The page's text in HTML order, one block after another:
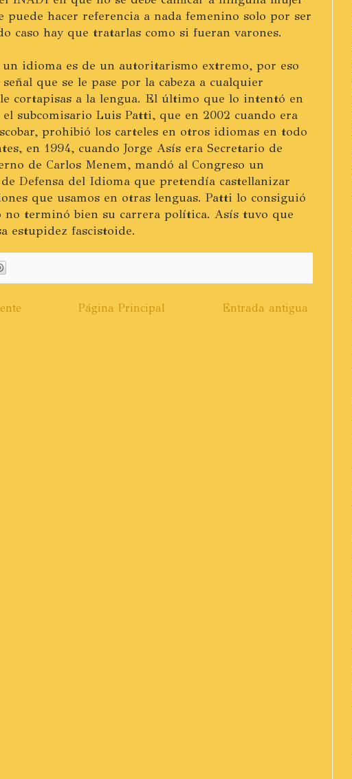
puede hacer referencia a nada femenino solo por ser
caso hay que tratarlas como si fueran varones.
idioma es de un autoritarismo extremo, por eso
que se le pase por la cabeza a cualquier
cortapisas a la lengua. El último que lo intentó en
subcomisario Luis Patti, que en 2002 cuando era
prohibió los carteles en otros idiomas en todo
en 1994, cuando Jorge Asís era Secretario de
de Carlos Menem, mandó al Congreso un
Defensa del Idioma que pretendía castellanizar
que usamos en otras lenguas. Patti lo consiguió
no terminó bien su carrera política. Asís tuvo que
estupidez fascistoide.
Entrada antigua
Página Principal